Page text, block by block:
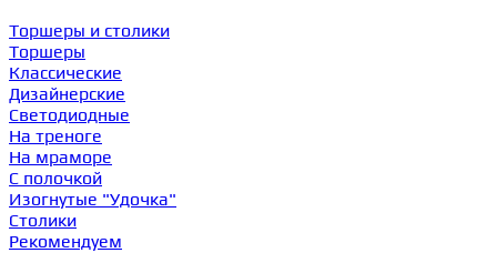
Торшеры и столики
Торшеры
Классические
Дизайнерские
Светодиодные
На треноге
На мраморе
С полочкой
Изогнутые "Удочка"
Столики
Рекомендуем